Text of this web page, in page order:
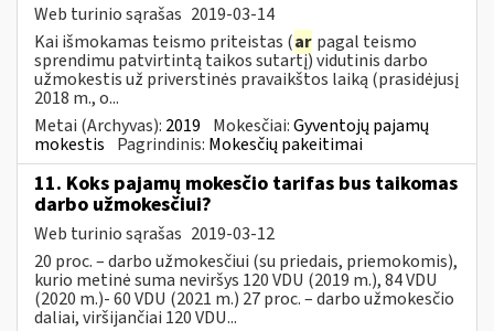
Web turinio sąrašas 2019-03-14
Kai išmokamas teismo priteistas (ar pagal teismo
sprendimu patvirtintą taikos sutartį) vidutinis darbo
užmokestis už priverstinės pravaikštos laiką (prasidėjusį
2018 m., o...
Metai (Archyvas): 2019 Mokesčiai:Gyventojų pajamų
mokestis Pagrindinis: Mokesčių pakeitimai
11. Koks pajamų mokesčio tarifas bus taikomas
darbo užmokesčiui?
Web turinio sąrašas 2019-03-12
20 proc. – darbo užmokesčiui (su priedais, priemokomis),
kurio metinė suma neviršys 120 VDU (2019 m.), 84 VDU
(2020 m.)- 60 VDU (2021 m.) 27 proc. – darbo užmokesčio
daliai, viršijančiai 120 VDU...